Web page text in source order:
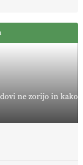
ne zorijo in kako